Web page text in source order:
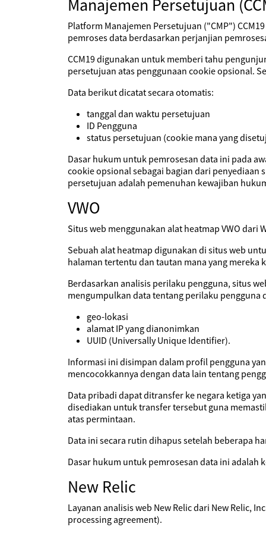
Manajemen Persetujuan
Platform Manajemen Persetujuan ("CMP")
pemroses data berdasarkan perjanjian
CCM19 digunakan untuk memberi tahu
persetujuan atas penggunaan cookie opsional.
Data berikut dicatat secara otomatis:
tanggal dan waktu persetujuan
ID Pengguna
status persetujuan (cookie mana yang
Dasar hukum untuk pemrosesan data ini pada
cookie opsional sebagai bagian dari
persetujuan adalah pemenuhan kewajiban
VWO
Situs web menggunakan alat heatmap VWO dari
Sebuah alat heatmap digunakan di situs web
halaman tertentu dan tautan mana yang
Berdasarkan analisis perilaku pengguna, situs
mengumpulkan data tentang perilaku pengguna
geo-lokasi
alamat IP yang dianonimkan
UUID (Universally Unique Identifier).
Informasi ini disimpan dalam profil pengguna
mencocokkannya dengan data lain tentang
Data pribadi dapat ditransfer ke negara ketiga
disediakan untuk transfer tersebut guna
atas permintaan.
Data ini secara rutin dihapus setelah beberapa
Dasar hukum untuk pemrosesan data ini adalah
New Relic
Layanan analisis web New Relic dari New Relic,
processing agreement).